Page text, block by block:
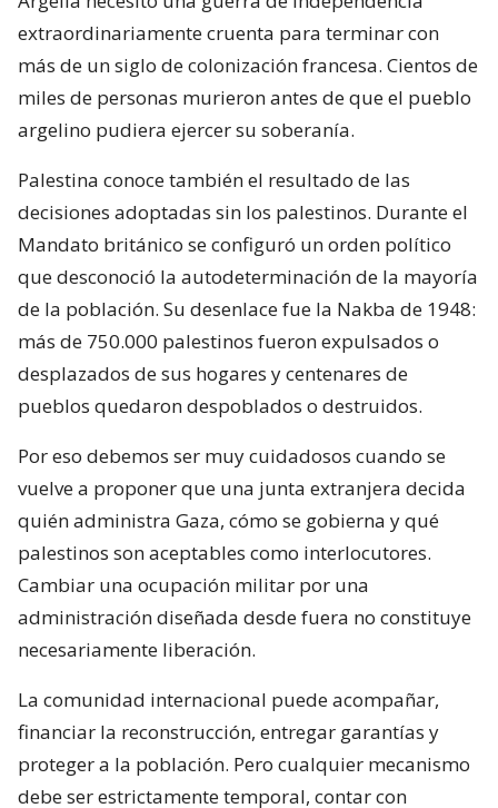
extraordinariamente cruenta para terminar con
más de un siglo de colonización francesa. Cientos de
miles de personas murieron antes de que el pueblo
argelino pudiera ejercer su soberanía.
Palestina conoce también el resultado de las
decisiones adoptadas sin los palestinos. Durante el
Mandato británico se configuró un orden político
que desconoció la autodeterminación de la mayoría
de la población. Su desenlace fue la Nakba de 1948:
más de 750.000 palestinos fueron expulsados o
desplazados de sus hogares y centenares de
pueblos quedaron despoblados o destruidos.
Por eso debemos ser muy cuidadosos cuando se
vuelve a proponer que una junta extranjera decida
quién administra Gaza, cómo se gobierna y qué
palestinos son aceptables como interlocutores.
Cambiar una ocupación militar por una
administración diseñada desde fuera no constituye
necesariamente liberación.
La comunidad internacional puede acompañar,
financiar la reconstrucción, entregar garantías y
proteger a la población. Pero cualquier mecanismo
debe ser estrictamente temporal, contar con